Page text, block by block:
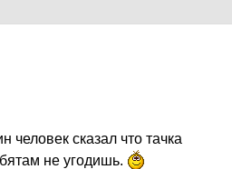
человек сказал что тачка
не угодишь.